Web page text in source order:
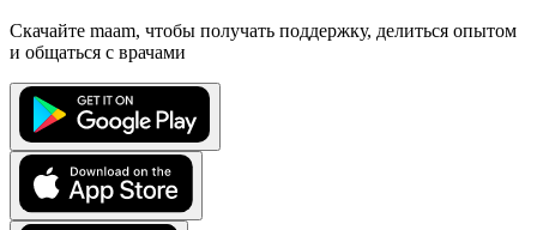
Скачайте maam, чтобы получать поддержку, делиться опытом
и общаться с врачами